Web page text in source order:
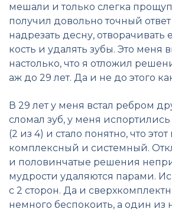
мешали и только слегка
получил довольно точный
надрезать десну, отворачивать
кость и удалять зубы. Это меня
настолько, что я отложил
аж до 29 лет. Да и не до этого
В 29 лет у меня встал ребром
сломал зуб, у меня
(2 из 4) и стало понятно, что
комплексный и системный.
и половинчатые решения
мудрости удаляются парами.
с 2 сторон. Да и
немного беспокоить, а один из